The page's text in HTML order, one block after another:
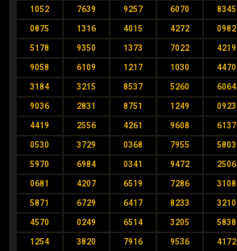
1052 7639 9257 6070 8345
0875 1316 4015 4272 0982
5178 9350 1373 7022 4219
9058 6109 1217 1030 4470
3184 3215 8537 5260 6064
9036 2831 8751 1249 0923
4419 2556 4261 9608 6137
0530 3729 0368 7955 5803
5970 6984 0341 9472 2506
0681 4207 6519 7286 3108
5871 6729 6417 8233 3210
4570 0249 6514 3205 5838
1254 3820 7916 9536 4172